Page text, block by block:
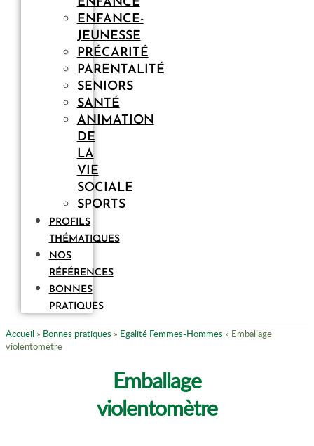
ENFANCE-
JEUNESSE
PRÉCARITÉ
PARENTALITÉ
SENIORS
SANTÉ
ANIMATION
DE
LA
VIE
SOCIALE
SPORTS
PROFILS
THÉMATIQUES
NOS
RÉFÉRENCES
BONNES
PRATIQUES
Accueil » Bonnes pratiques » Egalité Femmes-Hommes » Emballage
violentomètre
Emballage
violentomètre